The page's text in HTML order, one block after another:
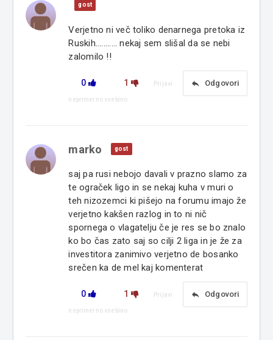
gost
Verjetno ni več toliko denarnega pretoka iz
Ruskih........... nekaj sem slišal da se nebi
zalomilo !!
0 1 reply Odgovori
Prijavi
neprimerno vsebino
marko gost
saj pa rusi nebojo davali v prazno slamo za
te ograček ligo in se nekaj kuha v muri o
teh nizozemci ki pišejo na forumu imajo že
verjetno kakšen razlog in to ni nič
spornega o vlagatelju če je res se bo znalo
ko bo čas zato saj so cilji 2 liga in je že za
investitora zanimivo verjetno de bosanko
srečen ka de mel kaj komenterat
0 1 reply Odgovori
Prijavi
neprimerno vsebino